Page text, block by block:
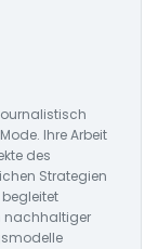
Ihre Arbeit
des
Strategien
nachhaltiger